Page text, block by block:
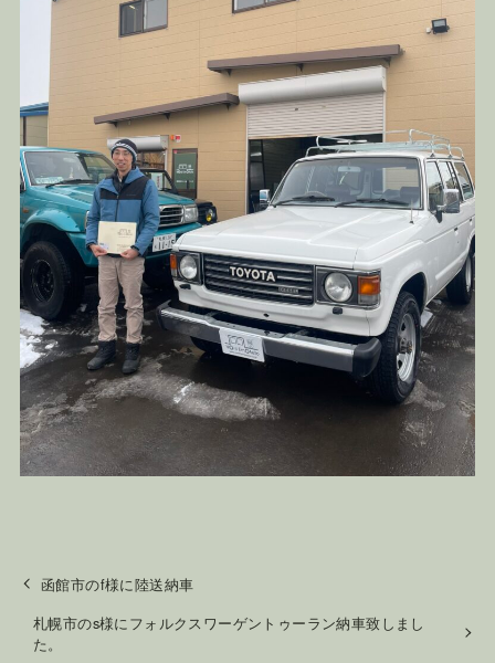
函館市のf様に陸送納車
札幌市のs様にフォルクスワーゲントゥーラン納車致しまし
た。